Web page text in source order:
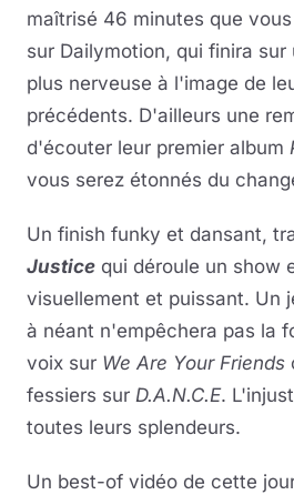
maîtrisé 46 minutes que
sur Dailymotion, qui finira
plus nerveuse à l'image de
précédents. D'ailleurs une
d'écouter leur premier album
vous serez étonnés du
Un finish funky et dansant,
Justice qui déroule un show
visuellement et puissant. Un
à néant n'empêchera pas la
voix sur We Are Your Friends
fessiers sur D.A.N.C.E.
toutes leurs splendeurs.
Un best-of vidéo de cette